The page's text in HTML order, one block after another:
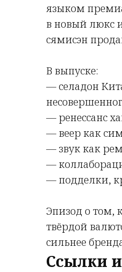
языком
в новый люкс
сямисэн
В выпуске:
— селадон
— ренессанс
— веер как
— звук как
—
— подделки,
Эпизод о том,
твёрдой
сильнее
Ссылки